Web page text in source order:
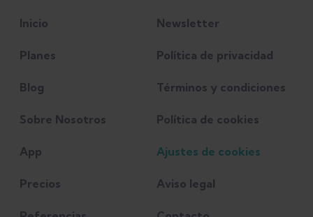
Inicio
Planes
Blog
Sobre Nosotros
App
Precios
Newsletter
Política de privacidad
Términos y condiciones
Política de cookies
Ajustes de cookies
Aviso legal